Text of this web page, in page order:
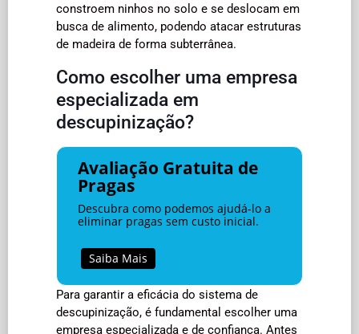
constroem ninhos no solo e se deslocam em
busca de alimento, podendo atacar estruturas
de madeira de forma subterrânea.
Como escolher uma empresa
especializada em
descupinização?
Avaliação Gratuita de
Pragas
Descubra como podemos ajudá-lo a
eliminar pragas sem custo inicial.
Saiba Mais
Para garantir a eficácia do sistema de
descupinização, é fundamental escolher uma
empresa especializada e de confiança. Antes